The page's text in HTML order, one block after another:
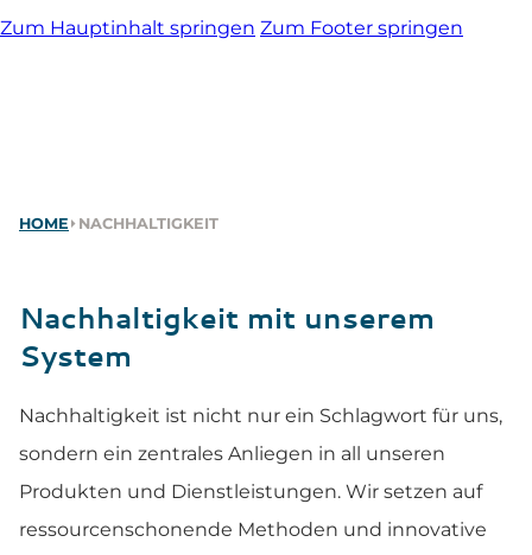
Zum Hauptinhalt springen Zum Footer springen
HOME ⏵ NACHHALTIGKEIT
Nachhaltigkeit mit unserem
System
Nachhaltigkeit ist nicht nur ein Schlagwort für uns,
sondern ein zentrales Anliegen in all unseren
Produkten und Dienstleistungen. Wir setzen auf
ressourcenschonende Methoden und innovative